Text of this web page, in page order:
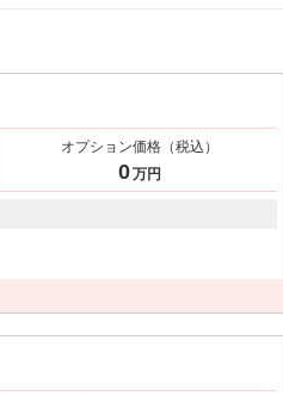
オプション価格（税込）
0万円